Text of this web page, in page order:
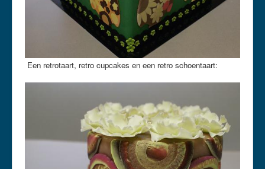
Een retrotaart, retro cupcakes en een retro schoentaart: